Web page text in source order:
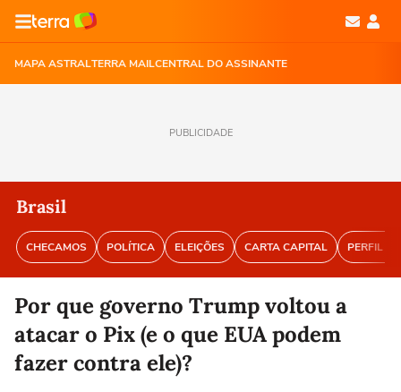
MAPA ASTRALTERRA MAILCENTRAL DO ASSINANTE
PUBLICIDADE
Brasil
CHECAMOS POLÍTICA ELEIÇÕES CARTA CAPITAL PERFIL
Por que governo Trump voltou a
atacar o Pix (e o que EUA podem
fazer contra ele)?